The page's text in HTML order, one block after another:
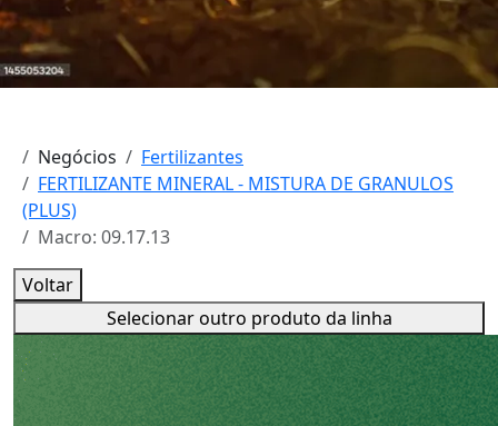
Negócios
Fertilizantes
FERTILIZANTE MINERAL - MISTURA DE GRANULOS
(PLUS)
Macro: 09.17.13
Voltar
Selecionar outro produto da linha